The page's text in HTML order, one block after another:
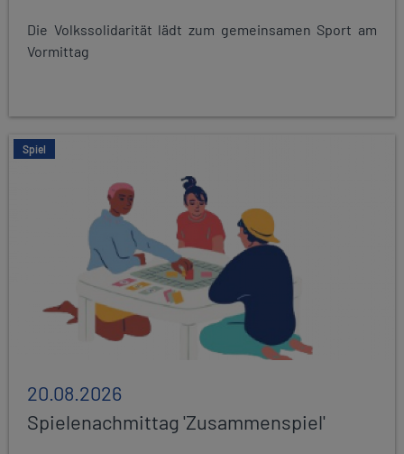
Die Volkssolidarität lädt zum gemeinsamen Sport am
Vormittag
Spiel
20.08.2026
Spielenachmittag 'Zusammenspiel'